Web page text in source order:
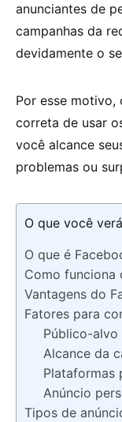
anunciantes de
campanhas da
devidamente o
Por esse motivo,
correta de usar
você alcance
problemas ou
O que você
O que é
Como funciona
Vantagens do
Fatores para
Público-alvo
Alcance da
Plataformas
Anúncio
Tipos de